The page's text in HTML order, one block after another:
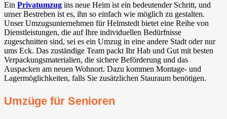
Ein Privatumzug ins neue Heim ist ein bedeutender Schritt, und
unser Bestreben ist es, ihn so einfach wie möglich zu gestalten.
Unser Umzugsunternehmen für Helmstedt bietet eine Reihe von
Dienstleistungen, die auf Ihre individuellen Bedürfnisse
zugeschnitten sind, sei es ein Umzug in eine andere Stadt oder nur
ums Eck. Das zuständige Team packt Ihr Hab und Gut mit besten
Verpackungsmaterialien, die sichere Beförderung und das
Auspacken am neuen Wohnort. Dazu kommen Montage- und
Lagermöglichkeiten, falls Sie zusätzlichen Stauraum benötigen.
Umzüge für Senioren